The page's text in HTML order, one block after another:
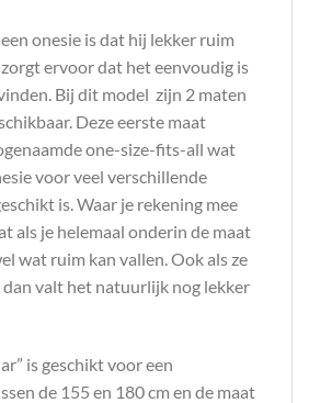
onesie is dat hij lekker ruim
ervoor dat het eenvoudig is
Bij dit model zijn 2 maten
Deze eerste maat
one-size-fits-all wat
voor veel verschillende
is. Waar je rekening mee
als je helemaal onderin de maat
wat ruim kan vallen. Ook als ze
valt het natuurlijk nog lekker
is geschikt voor een
de 155 en 180 cm en de maat